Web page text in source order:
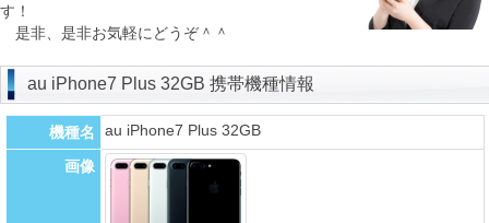
す！
是非、是非お気軽にどうぞ＾＾
au iPhone7 Plus 32GB 携帯機種情報
機種名 au iPhone7 Plus 32GB
画像